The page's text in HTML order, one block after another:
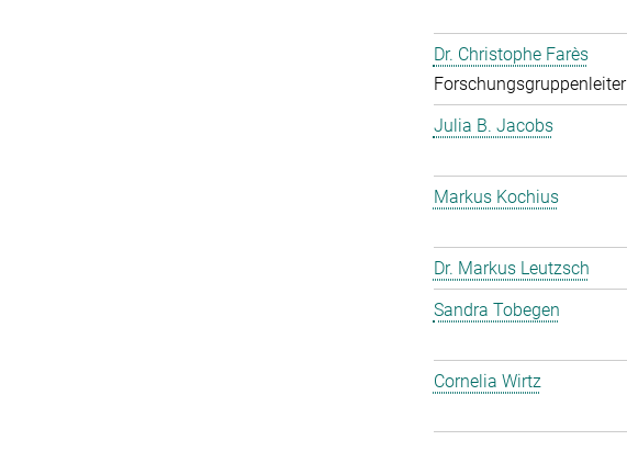
Dr. Christophe Farès
Forschungsgruppenleiter
Julia B. Jacobs
Markus Kochius
Dr. Markus Leutzsch
Sandra Tobegen
Cornelia Wirtz